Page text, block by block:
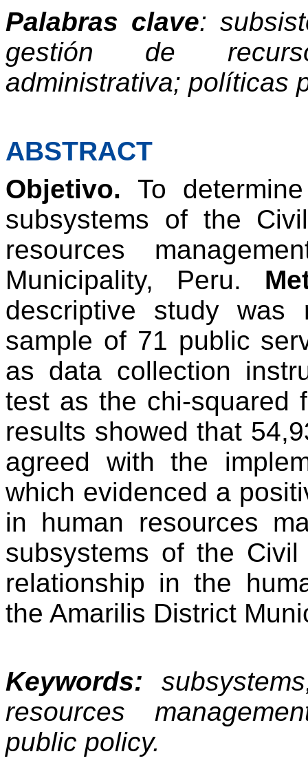
Palabras clave:
gestión de
administrativa; políticas
ABSTRACT
Objetivo. To
subsystems of the
resources
Municipality, Peru.
descriptive
study was
sample of 71 public
as data collection
test as the chi-squared
results showed that
agreed
with the
which evidenced a
in human resources
subsystems ofthe
relationship inthe
the Amarilis District
Keywords: subsystems
resources
public policy.